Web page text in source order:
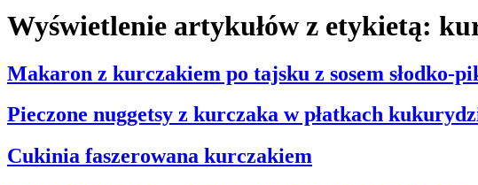
Wyświetlenie artykułów z etykietą:
Makaron z kurczakiem po tajsku z sosem słodko-
Pieczone nuggetsy z kurczaka w płatkach
Cukinia faszerowana kurczakiem